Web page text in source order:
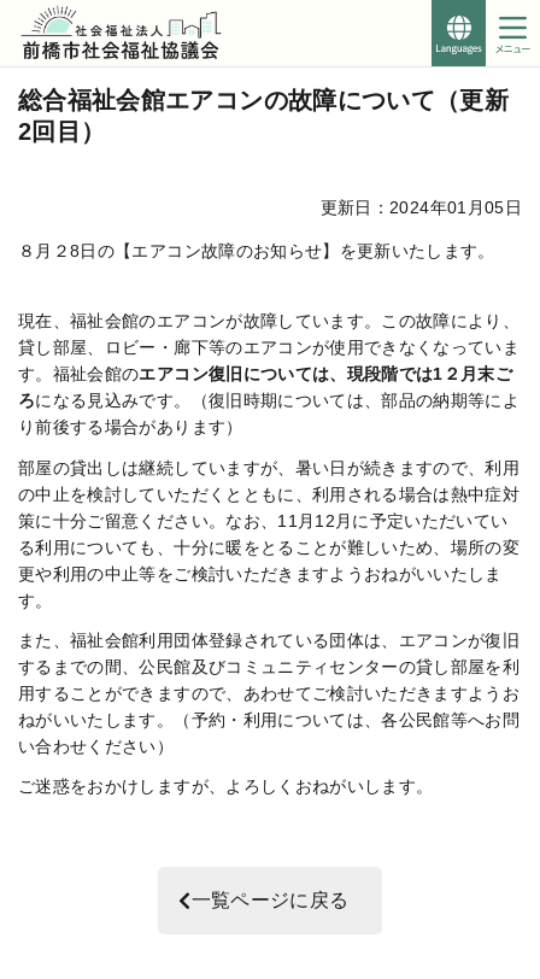
Foreign
Languages
総合福祉会館エアコンの故障について（更新
2回目）
更新日：2024年01月05日
８月２8日の【エアコン故障のお知らせ】を更新いたします。
現在、福祉会館のエアコンが故障しています。この故障により、
貸し部屋、ロビー・廊下等のエアコンが使用できなくなっていま
す。福祉会館のエアコン復旧については、現段階では1２月末ご
ろになる見込みです。（復旧時期については、部品の納期等によ
り前後する場合があります）
部屋の貸出しは継続していますが、暑い日が続きますので、利用
の中止を検討していただくとともに、利用される場合は熱中症対
策に十分ご留意ください。なお、11月12月に予定いただいてい
る利用についても、十分に暖をとることが難しいため、場所の変
更や利用の中止等をご検討いただきますようおねがいいたしま
す。
また、福祉会館利用団体登録されている団体は、エアコンが復旧
するまでの間、公民館及びコミュニティセンターの貸し部屋を利
用することができますので、あわせてご検討いただきますようお
ねがいいたします。（予約・利用については、各公民館等へお問
い合わせください）
ご迷惑をおかけしますが、よろしくおねがいします。
一覧ページに戻る